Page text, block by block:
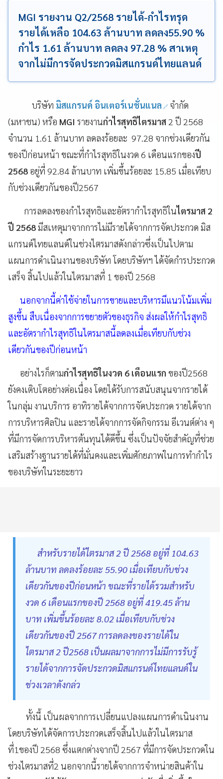
MGI รายงาน Q2/2568 รายได้-กำไรทรุด
รายได้เหลือ 104.63 ล้านบาท ลดลง55.90 %
กำไร 1.61 ล้านบาท ลดลง 97.28 % สาเหตุ
จากไม่มีการจัดประกวดมิสแกรนด์ไทยแลนด์
บริษัท มิสแกรนด์ อินเตอร์เนชั่นแนล จำกัด
(มหาชน) หรือ MGI รายงานกำไรสุทธิไตรมาส2 ปี 2568
จำนวน 1.61 ล้านบาท ลดลงร้อยละ 97.28 จากช่วงเดียวกัน
ของปีก่อนหน้า ขณะที่กำไรสุทธิในงวด 6 เดือนแรกของปี
2568 อยู่ที่ 92.84 ล้านบาท เพิ่มขึ้นร้อยละ 15.85 เมื่อเทียบ
กับช่วงเดียวกันของปี2567
การลดลงของกำไรสุทธิและอัตรากำไรสุทธิในไตรมาส 2
ปี 2568มีสเหตุมาจากการไม่มีรายได้จากการจัดประกวด มิส
แกรนด์ไทยแลนด์ในช่วงไตรมาสดังกล่าวซึ่งเป็นไปตาม
แผนการดำเนินงานของบริษัท โดยบริษัทฯ ได้จัดกำรประกวด
เสร็จ สิ้นไปแล้วในไตรมาสที่ 1 ของปี 2568
นอกจากนี้ค่าใช้จ่ายในการขายและบริหารมีแนวโน้มเพิ่ม
สูงขึ้น สืบเนื่องจากการขยายตัวของธุรกิจ ส่งผลให้กำไรสุทธิ
และอัตรากำไรสุทธิในไตรมาสนี้ลดลงเมื่อเทียบกับช่วง
เดียวกันของปีก่อนหน้า
อย่างไรก็ตามกำไรสุทธิในงวด 6 เดือนแรก ของปี2568
ยังคงเติบโตอย่างต่อเนื่อง โดยได้รับการสนับสนุนจากรายได้
ในกลุ่ม งานบริการ อาทิรายได้จากการจัดประกวด รายได้จาก
การบริหารศิลปิน และรายได้จากการจัดกิจกรรม อีเวนต์ต่าง ๆ
ที่มีการจัดการบริหารต้นทุนได้ดีขึ้น ซึ่งเป็นปัจจัยสำคัญที่ช่วย
เสริมสร้างฐานรายได้ที่มั่นคงและเพิ่มศักยภาพในการทำกำไร
ของบริษัทในระยะยาว
สำหรับรายได้ไตรมาส 2 ปี 2568 อยู่ที่ 104.63
ล้านบาท ลดลงร้อยละ 55.90 เมื่อเทียบกับช่วง
เดียวกันของปีก่อนหน้า ขณะที่รายได้รวมสำหรับ
งวด 6 เดือนแรกของปี 2568 อยู่ที่ 419.45 ล้าน
บาท เพิ่มขึ้นร้อยละ 8.02 เมื่อเทียบกับช่วง
เดียวกันของปี 2567 การลดลงของรายได้ใน
ไตรมาส 2 ปี2568 เป็นผลมาจากการไม่มีการรับรู้
รายได้จากการจัดประกวดมิสแกรนด์ไทยแลนด์ใน
ช่วงเวลาดังกล่ว
ทั้งนี้ เป็นผลจากการเปลี่ยนแปลงแผนการดำเนินงาน
โดยบริษัทได้จัดการประกวดเสร็จสิ้นไปแล้วในไตรมาส
ที่1ของปี 2568 ซึ่งแตกต่างจากปี 2567 ที่มีการจัดประกวดใน
ช่วงไตรมาสที่2 นอกจากนี้รายได้จากการจำหน่ายสินค้าใน